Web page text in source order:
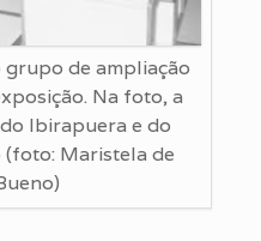
de ampliação
Na foto, a
Ibirapuera e do
(foto: Maristela de